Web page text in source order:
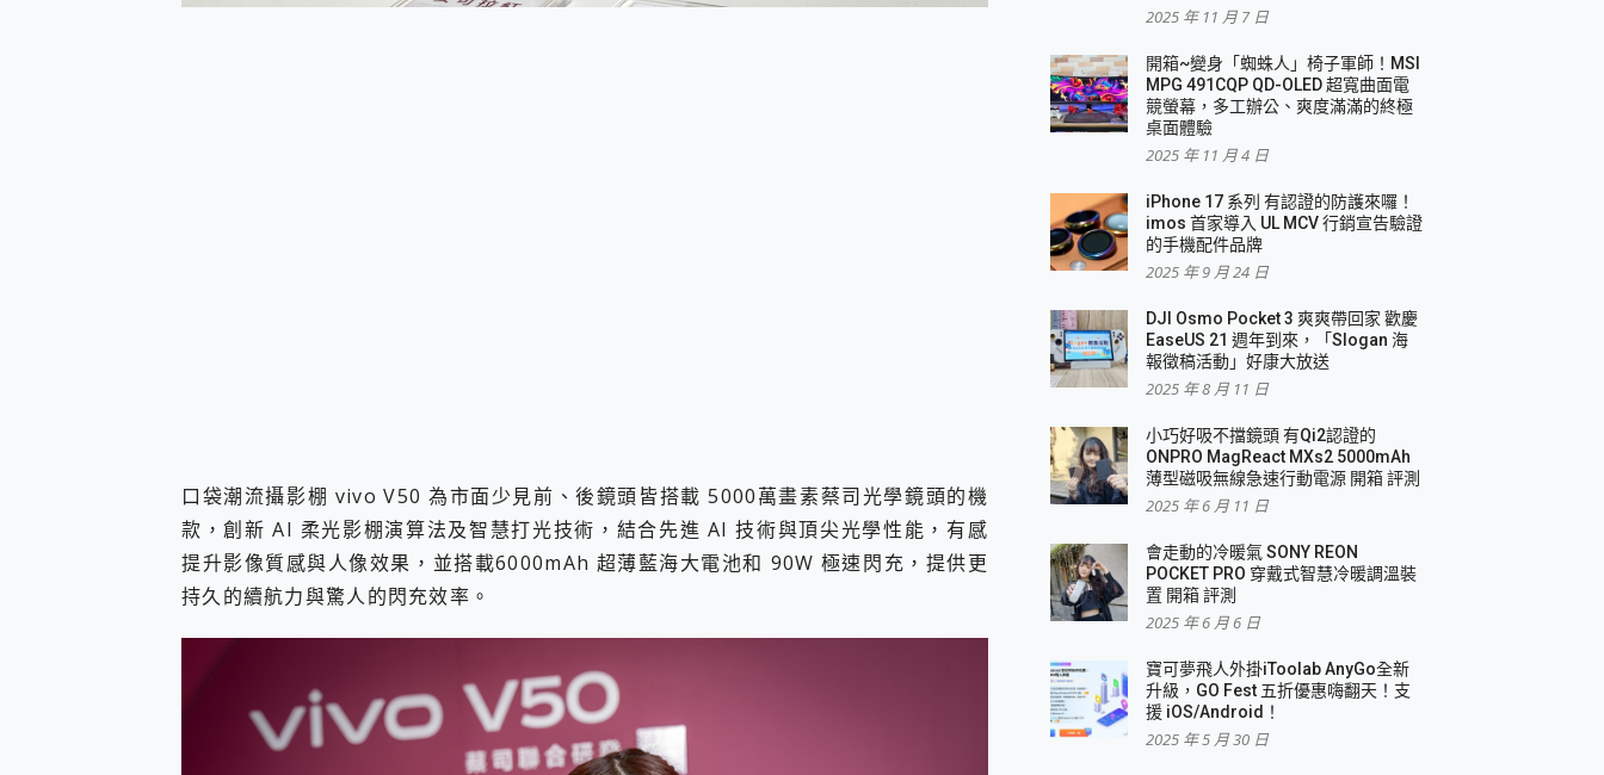
口袋潮流攝影棚 vivo V50 為市面少見前、後鏡頭皆搭載 5000萬畫素蔡司光學鏡頭的機
款，創新 AI 柔光影棚演算法及智慧打光技術，結合先進 AI 技術與頂尖光學性能，有感
提升影像質感與人像效果，並搭載6000mAh 超薄藍海大電池和 90W 極速閃充，提供更
持久的續航力與驚人的閃充效率。
2025 年 11 月 7 日
開箱~變身「蜘蛛人」椅子軍師！MSI
MPG 491CQP QD-OLED 超寬曲面電
競螢幕，多工辦公、爽度滿滿的終極
桌面體驗
2025 年 11 月 4 日
iPhone 17 系列 有認證的防護來囉！
imos 首家導入 UL MCV 行銷宣告驗證
的手機配件品牌
2025 年 9 月 24 日
DJI Osmo Pocket 3 爽爽帶回家 歡慶
EaseUS 21 週年到來，「Slogan 海
報徵稿活動」好康大放送
2025 年 8 月 11 日
小巧好吸不擋鏡頭 有Qi2認證的
ONPRO MagReact MXs2 5000mAh
薄型磁吸無線急速行動電源 開箱 評測
2025 年 6 月 11 日
會走動的冷暖氣 SONY REON
POCKET PRO 穿戴式智慧冷暖調溫裝
置 開箱 評測
2025 年 6 月 6 日
寶可夢飛人外掛iToolab AnyGo全新
升級，GO Fest 五折優惠嗨翻天！支
援 iOS/Android！
2025 年 5 月 30 日